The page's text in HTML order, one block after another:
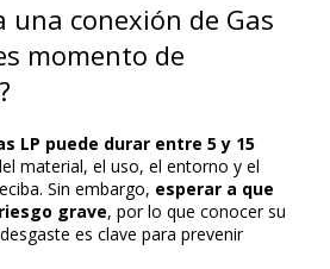
una conexión de Gas
momento de
LP puede durar entre 5 y 15
material, el uso, el entorno y el
Sin embargo, esperar a que
grave, por lo que conocer su
es clave para prevenir